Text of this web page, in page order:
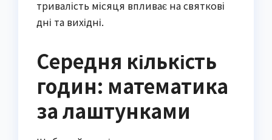
тривалість місяця впливає на святкові
дні та вихідні.
Середня кількість
годин: математика
за лаштунками